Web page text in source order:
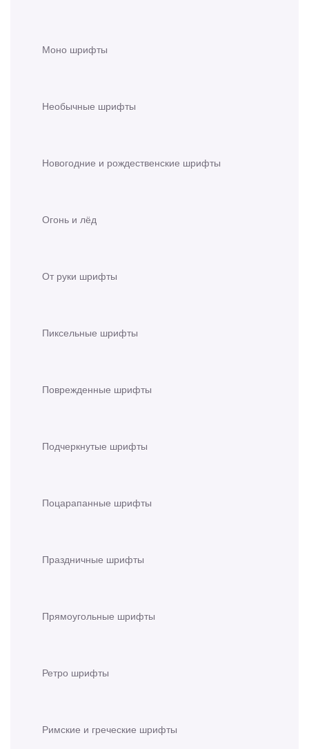
Моно шрифты
Необычные шрифты
Новогодние и рождественские шрифты
Огонь и лёд
От руки шрифты
Пиксельные шрифты
Поврежденные шрифты
Подчеркнутые шрифты
Поцарапанные шрифты
Праздничные шрифты
Прямоугольные шрифты
Ретро шрифты
Римские и греческие шрифты